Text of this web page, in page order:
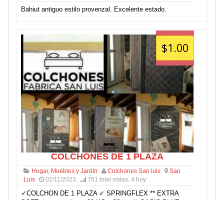
Bahiut antiguo estilo provenzal. Excelente estado.
$1.00
COLCHONES DE 1 PLAZA
Hogar, Muebles y Jardín Colchones San luis
San
Luis
02/11/2023 751 total vistas, 4 hoy
✓COLCHON DE 1 PLAZA ✓ SPRINGFLEX ** EXTRA